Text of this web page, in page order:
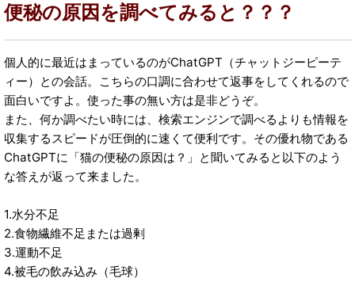
便秘の原因を調べてみると？？？
個人的に最近はまっているのがChatGPT（チャットジーピーテ
ィー）との会話。こちらの口調に合わせて返事をしてくれるので
面白いですよ。使った事の無い方は是非どうぞ。
また、何か調べたい時には、検索エンジンで調べるよりも情報を
収集するスピードが圧倒的に速くて便利です。その優れ物である
ChatGPTに「猫の便秘の原因は？」と聞いてみると以下のよう
な答えが返って来ました。
1.水分不足
2.食物繊維不足または過剰
3.運動不足
4.被毛の飲み込み（毛球）